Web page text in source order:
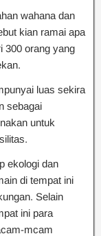
wahana dan
kian ramai apa
300 orang yang
luas sekira
sebagai
untuk
ekologi dan
di tempat ini
Selain
ini para
mcam